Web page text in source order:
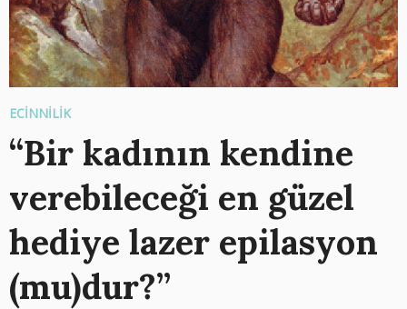
ECİNNİLİK
“Bir kadının kendine
verebileceği en güzel
hediye lazer epilasyon
(mu)dur?”